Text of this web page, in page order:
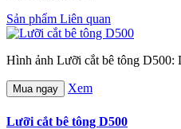
Sản phẩm Liên quan
Hình ảnh Lưỡi cắt bê tông
Mua ngay Xem
Lưỡi cắt bê tông D500